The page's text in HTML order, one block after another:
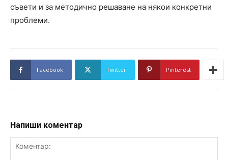
съвети и за методично решаване на някои конкретни
проблеми.
Facebook Twitter Pinterest
Напиши коментар